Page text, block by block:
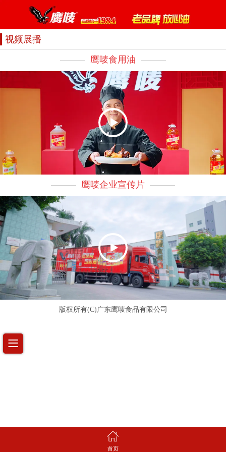
视频展播
鹰唛食用油
鹰唛企业宣传片
版权所有(C)广东鹰唛食品有限公司
首页